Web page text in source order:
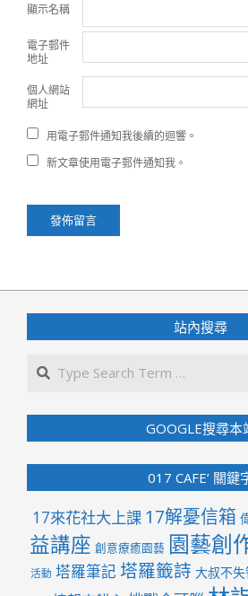
顯示名稱
電子郵件
地址
個人網站
網址
用電子郵件通知我後續的迴響。
新文章使用電子郵件通知我。
站內搜尋
GOOGLE搜尋本
017 CAFE’ 關鍵
17來花社大上課 17解憂信箱
益講座 創意療癒園藝 園藝創
活動 塔羅筆記 塔羅籤詩 大叔不失